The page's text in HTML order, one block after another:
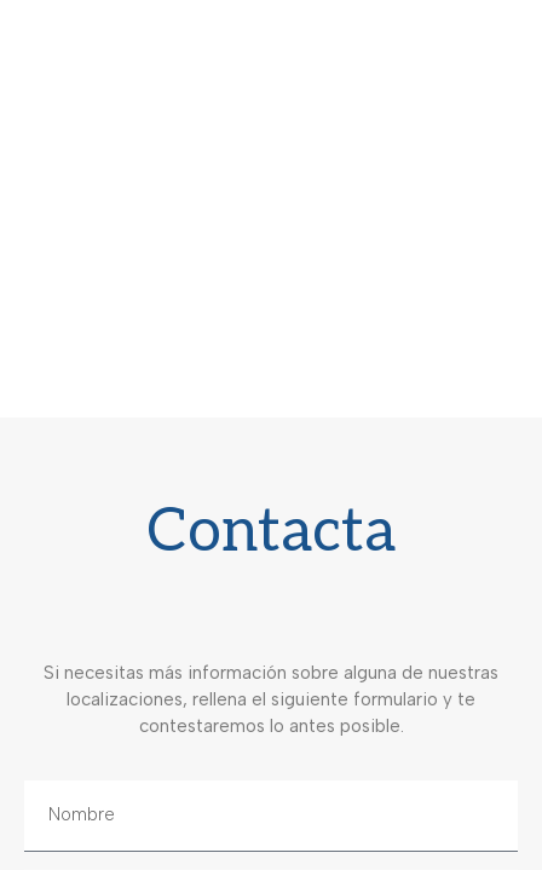
Contacta
Si necesitas más información sobre alguna de nuestras
localizaciones, rellena el siguiente formulario y te
contestaremos lo antes posible.